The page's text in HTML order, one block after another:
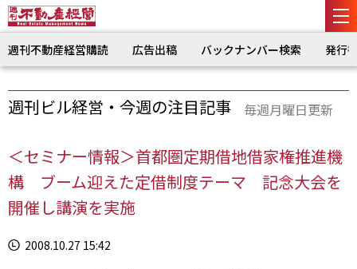
週刊不動産経営購読 広告出稿 バックナンバー検索 発行
週刊ビル経営・今週の注目記事 毎週月曜日更新
＜セミナー情報＞首都圏定期借地借家権推進機
構 ブーム迎えた定借制度テーマ 記念大会を
開催し講演を実施
2008.10.27 15:42